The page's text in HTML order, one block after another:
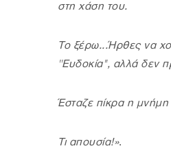
στη χάση του.
Το ξέρω...Ήρθες να
''Ευδοκία'', αλλά δεν
Έσταζε πίκρα η
Τι απουσία!».